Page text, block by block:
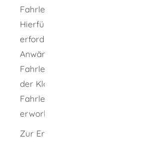
Fahrlehrerlaubnis der Klasse BE
Hierfür ist ein zweiphasiges
erforderlich, zunächst für eine
Anwärterbefugnis und später für
Fahrlehrerlaubnis. Auf die
der Klasse BE aufbauend können
Fahrlehrerlaubnisse der Klassen
erworben werden.
Zur Erlangung der